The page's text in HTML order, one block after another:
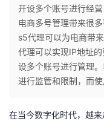
个
人
主
页
我
的
开
开设多个账号进行经
电商多号管理带来很
s5代理可以为电商带
代理可以实现IP地址
设多个账号进行管理
进行监管和限制，而
在当今数字化时代，越